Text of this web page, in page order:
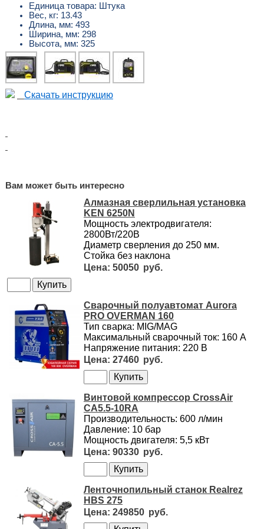
Единица товара: Штука
Вес, кг: 13.43
Длина, мм: 493
Ширина, мм: 298
Высота, мм: 325
Скачать инструкцию
Вам может быть интересно
Алмазная сверлильная установка
KEN 6250N
Мощность электродвигателя:
2800Вт/220В
Диаметр сверления до 250 мм.
Стойка без наклона
50050
Сварочный полуавтомат Aurora
PRO OVERMAN 160
Тип сварка: MIG/MAG
Максимальный сварочный ток: 160 А
Напряжение питания: 220 В
27460
Винтовой компрессор CrossAir
CA5.5-10RA
Производительность: 600 л/мин
Давление: 10 бар
Мощность двигателя: 5,5 кВт
90330
Ленточнопильный станок Realrez
HBS 275
249850